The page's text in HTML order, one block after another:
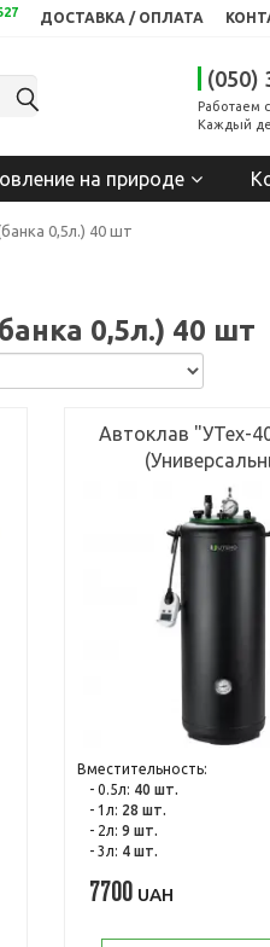
ДОСТАВКА / ОПЛАТА
(050)
Работаем
Каждый
на природе
0,5л.) 40 шт
0,5л.) 40 шт
Автоклав "УТех-
Вместительность:
- 0.5л: 40 шт.
- 1л: 28 шт.
- 2л: 9 шт.
- 3л: 4 шт.
7700UAH